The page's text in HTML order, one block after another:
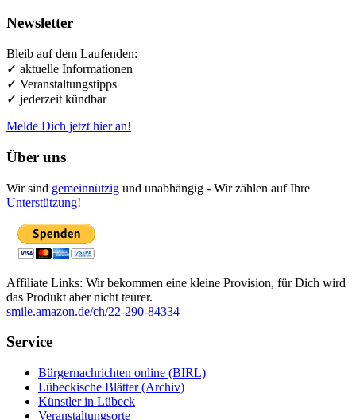
Newsletter
Bleib auf dem Laufenden:
✓ aktuelle Informationen
✓ Veranstaltungstipps
✓ jederzeit kündbar
Melde Dich jetzt hier an!
Über uns
Wir sind gemeinnützig und unabhängig - Wir zählen auf Ihre
Unterstützung!
Affiliate Links: Wir bekommen eine kleine Provision, für Dich wird
das Produkt aber nicht teurer.
smile.amazon.de/ch/22-290-84334
Service
Bürgernachrichten online (BIRL)
Lübeckische Blätter (Archiv)
Künstler in Lübeck
Veranstaltungsorte